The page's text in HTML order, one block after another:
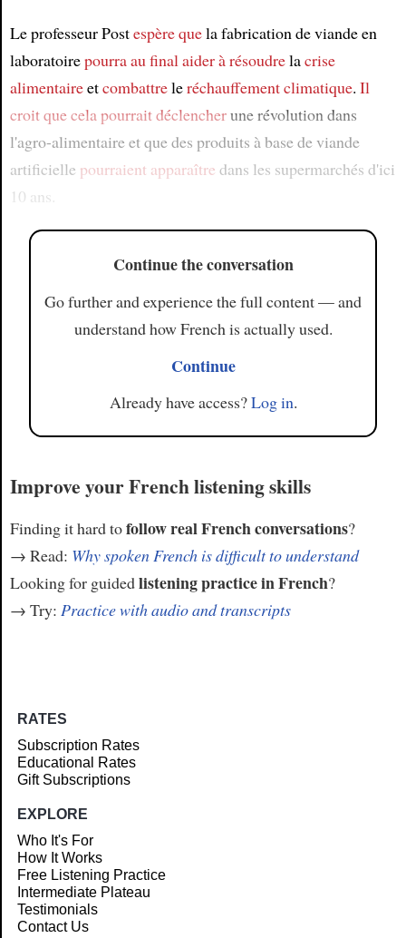
Le professeur Postespère quela fabrication de viande en
laboratoirepourra au final aider à résoudrelacrise
alimentaireetcombattreleréchauffement climatique. Il
croit quecela pourrait déclencherune révolution dans
l'agro-alimentaire et que des produits à base de viande
artificielle pourraient apparaître dans les supermarchés d'ici
10 ans.
Continue the conversation
Go further and experience the full content — and
understand how French is actually used.
Continue
Already have access?Log in.
Improve your French listening skills
Finding it hard tofollow real French conversations?
→ Read: Why spoken French is difficult to understand
Looking for guidedlistening practice in French?
→ Try: Practice with audio and transcripts
RATES
Subscription Rates
Educational Rates
Gift Subscriptions
EXPLORE
Who It's For
How It Works
Free Listening Practice
Intermediate Plateau
Testimonials
Contact Us